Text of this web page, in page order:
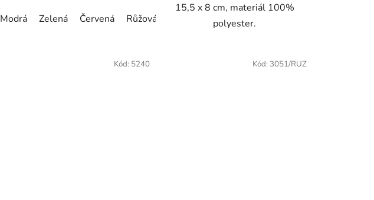
Modrá Zelená Červená Růžová
15,5 x 8 cm, materiál 100%
polyester.
Kód: 5240 Kód: 3051/RUZ